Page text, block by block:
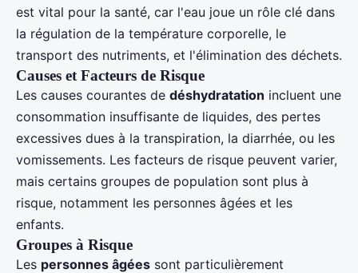
est vital pour la santé, car l'eau joue un rôle clé dans
la régulation de la température corporelle, le
transport des nutriments, et l'élimination des déchets.
Causes et Facteurs de Risque
Les causes courantes de déshydratation incluent une
consommation insuffisante de liquides, des pertes
excessives dues à la transpiration, la diarrhée, ou les
vomissements. Les facteurs de risque peuvent varier,
mais certains groupes de population sont plus à
risque, notamment les personnes âgées et les
enfants.
Groupes à Risque
Les personnes âgées sont particulièrement